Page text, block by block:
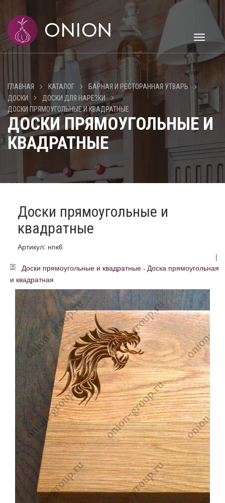
Toggle
ГЛАВНАЯ > КАТАЛОГ > БАРНАЯ И РЕСТОРАННАЯ УТВАРЬ >
ДОСКИ > ДОСКИ ДЛЯ НАРЕЗКИ >
ДОСКИ ПРЯМОУГОЛЬНЫЕ И КВАДРАТНЫЕ
ДОСКИ ПРЯМОУГОЛЬНЫЕ И
КВАДРАТНЫЕ
Доски прямоугольные и
квадратные
Артикул: нпк6
|
Доски прямоугольные и квадратные , Доска прямоугольная
и квадратная